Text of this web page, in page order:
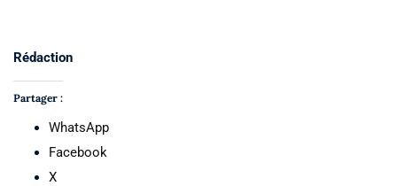
Rédaction
Partager :
WhatsApp
Facebook
X